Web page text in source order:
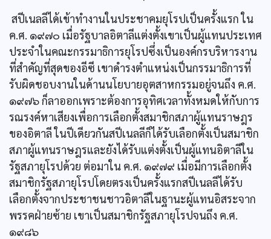
สปีเนลลีได้เข้าทำงานในประชาคมยุโรปเป็นครั้งแรก ใน
ค.ศ. ๑๙๗๐ เมื่อรัฐบาลอิตาลีแต่งตั้งเขาเป็นผู้แทนประเทศ
ประจำในคณะกรรมาธิการยุโรปซึ่งเป็นองค์กรบริหารงาน
ที่สำคัญที่สุดของอีซี เขาดำรงตำแหน่งเป็นกรรมาธิการที่
รับผิดชอบงานในด้านนโยบายอุตสาหกรรมอยู่จนถึง ค.ศ.
๑๙๗๖ ก็ลาออกเพราะต้องการอุทิศเวลาทั้งหมดให้กับการ
รณรงค์หาเสียงเพื่อการเลือกตั้งสมาชิกสภาผู้แทนราษฎร
ของอิตาลี ในปีเดียวกันสปีเนลลีก็ได้รับเลือกตั้งเป็นสมาชิก
สภาผู้แทนราษฎรและยังได้รับแต่งตั้งเป็นผู้แทนอิตาลีใน
รัฐสภายุโรปด้วย ต่อมาใน ค.ศ. ๑๙๗๙ เมื่อมีการเลือกตั้ง
สมาชิกรัฐสภายุโรปโดยตรงเป็นครั้งแรกสปีเนลลีได้รับ
เลือกตั้งจากประชาชนชาวอิตาลีในฐานะผู้แทนอิสระจาก
พรรคฝ่ายซ้าย เขาเป็นสมาชิกรัฐสภายุโรปจนถึง ค.ศ.
๑๙๘๖